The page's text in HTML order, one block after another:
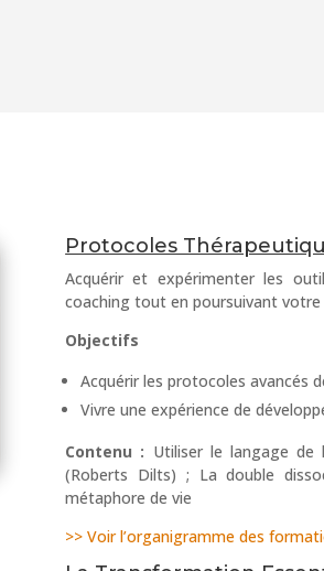
Protocoles
Acquérir et expérimenter les
coaching tout en poursuivant
Objectifs
Acquérir les protocoles avancés
Vivre une expérience de
Contenu : Utiliser le langage de
(Roberts Dilts) ; La double
métaphore de vie
>> Voir l’organigramme des